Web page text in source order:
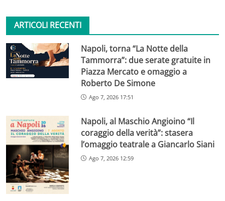
ARTICOLI RECENTI
Napoli, torna “La Notte della
Tammorra”: due serate gratuite in
Piazza Mercato e omaggio a
Roberto De Simone
Ago 7, 2026 17:51
Napoli, al Maschio Angioino “Il
coraggio della verità”: stasera
l’omaggio teatrale a Giancarlo Siani
Ago 7, 2026 12:59